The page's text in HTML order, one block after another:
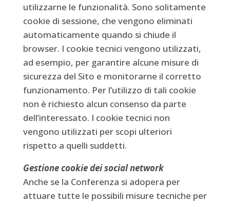
utilizzarne le funzionalità. Sono solitamente
cookie di sessione, che vengono eliminati
automaticamente quando si chiude il
browser. I cookie tecnici vengono utilizzati,
ad esempio, per garantire alcune misure di
sicurezza del Sito e monitorarne il corretto
funzionamento. Per l’utilizzo di tali cookie
non è richiesto alcun consenso da parte
dell’interessato. I cookie tecnici non
vengono utilizzati per scopi ulteriori
rispetto a quelli suddetti.
Gestione cookie dei social network
Anche se la Conferenza si adopera per
attuare tutte le possibili misure tecniche per